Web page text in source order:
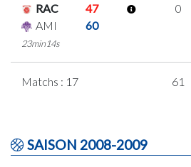
RAC
47
AMI
60
23min14s
0
Matchs : 17 61
SAISON 2008-2009